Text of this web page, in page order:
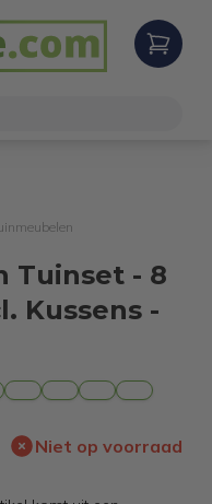
Tuinset - 8
Kussens -
Niet op voorraad